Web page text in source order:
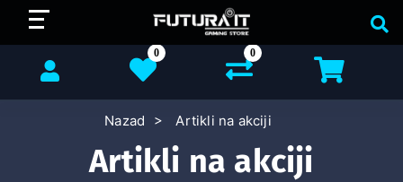
0
0
Nazad Artikli na akciji
Artikli na akciji